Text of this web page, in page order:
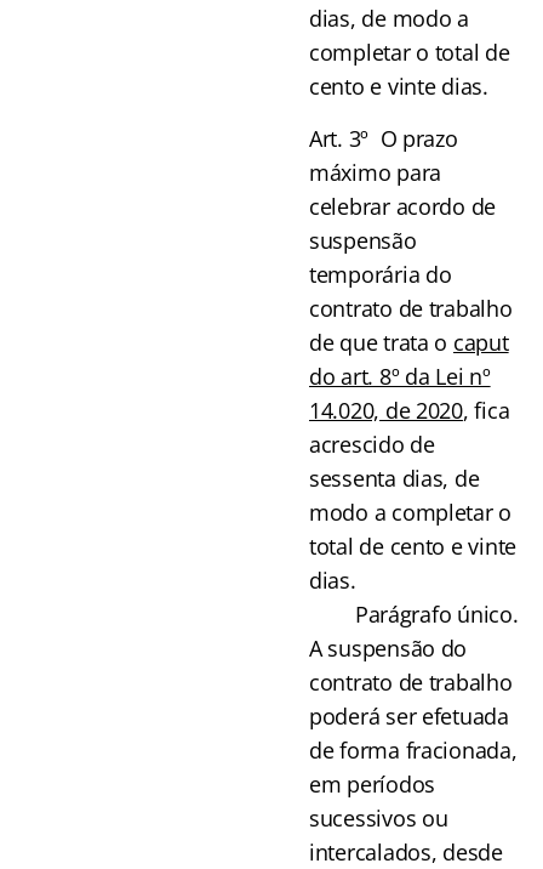
dias, de modo a
completar o total de
cento e vinte dias.
Art. 3º O prazo
máximo para
celebrar acordo de
suspensão
temporária do
contrato de trabalho
de que trata o caput
do art. 8º da Lei nº
14.020, de 2020, fica
acrescido de
sessenta dias, de
modo a completar o
total de cento e vinte
dias.
Parágrafo único.
A suspensão do
contrato de trabalho
poderá ser efetuada
de forma fracionada,
em períodos
sucessivos ou
intercalados, desde